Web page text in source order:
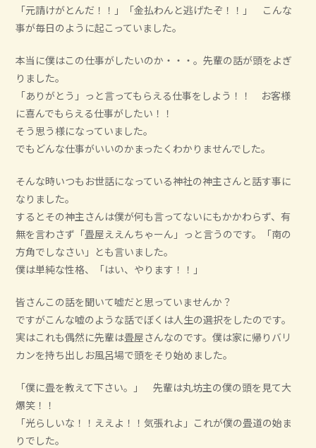
「元請けがとんだ！！」「金払わんと逃げたぞ！！」 こんな
事が毎日のように起こっていました。
本当に僕はこの仕事がしたいのか・・・。先輩の話が頭をよぎ
りました。
「ありがとう」っと言ってもらえる仕事をしよう！！ お客様
に喜んでもらえる仕事がしたい！！
そう思う様になっていました。
でもどんな仕事がいいのかまったくわかりませんでした。
そんな時いつもお世話になっている神社の神主さんと話す事に
なりました。
するとその神主さんは僕が何も言ってないにもかかわらず、有
無を言わさず「畳屋ええんちゃーん」っと言うのです。「南の
方角でしなさい」とも言いました。
僕は単純な性格、「はい、やります！！」
皆さんこの話を聞いて嘘だと思っていませんか？
ですがこんな嘘のような話でぼくは人生の選択をしたのです。
実はこれも偶然に先輩は畳屋さんなのです。僕は家に帰りバリ
カンを持ち出しお風呂場で頭をそり始めました。
「僕に畳を教えて下さい。」 先輩は丸坊主の僕の頭を見て大
爆笑！！
「光らしいな！！ええよ！！気張れよ」これが僕の畳道の始ま
りでした。